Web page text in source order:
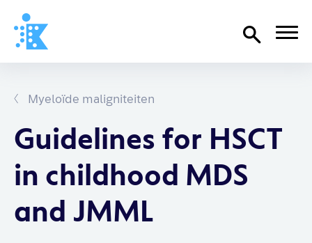
Myeloïde maligniteiten
Guidelines for HSCT
in childhood MDS
and JMML
Richtlijnen
Over SKION
Wat we doen
Organisatie
Documenten